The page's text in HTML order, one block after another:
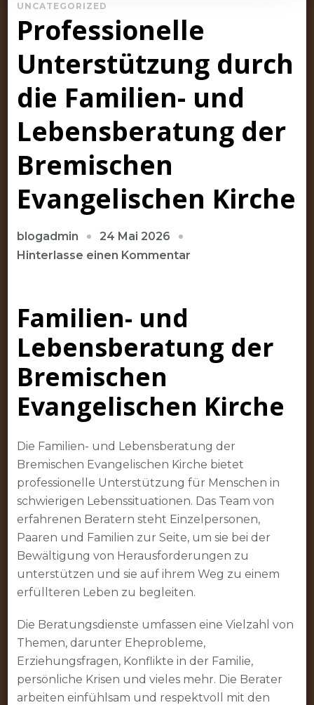
UNCATEGORIZED
Professionelle
Unterstützung durch
die Familien- und
Lebensberatung der
Bremischen
Evangelischen Kirche
blogadmin
24 Mai 2026
Hinterlasse einen Kommentarzu
Familien-
und
der
Bremischen
Kirche
Familien- und
Lebensberatung der
Bremischen
Evangelischen Kirche
Die Familien- und Lebensberatung der
Bremischen Evangelischen Kirche bietet
professionelle Unterstützung für Menschen in
schwierigen Lebenssituationen. Das Team von
erfahrenen Beratern steht Einzelpersonen,
Paaren und Familien zur Seite, um sie bei der
Bewältigung von Herausforderungen zu
unterstützen und sie auf ihrem Weg zu einem
erfüllteren Leben zu begleiten.
Die Beratungsdienste umfassen eine Vielzahl von
Themen, darunter Eheprobleme,
Erziehungsfragen, Konflikte in der Familie,
persönliche Krisen und vieles mehr. Die Berater
arbeiten einfühlsam und respektvoll mit den